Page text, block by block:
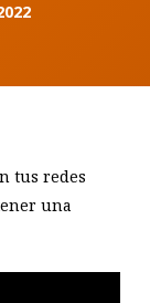
tus redes
una